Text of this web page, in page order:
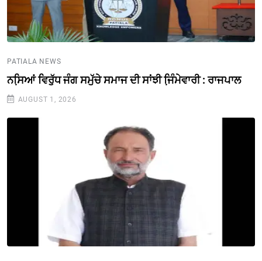
PATIALA NEWS
ਨਸਿ਼ਆਂ ਵਿਰੁੱਧ ਜੰਗ ਸਮੁੱਚੇ ਸਮਾਜ ਦੀ ਸਾਂਝੀ ਜਿ਼ੰਮੇਵਾਰੀ : ਰਾਜਪਾਲ
AUGUST 1, 2026